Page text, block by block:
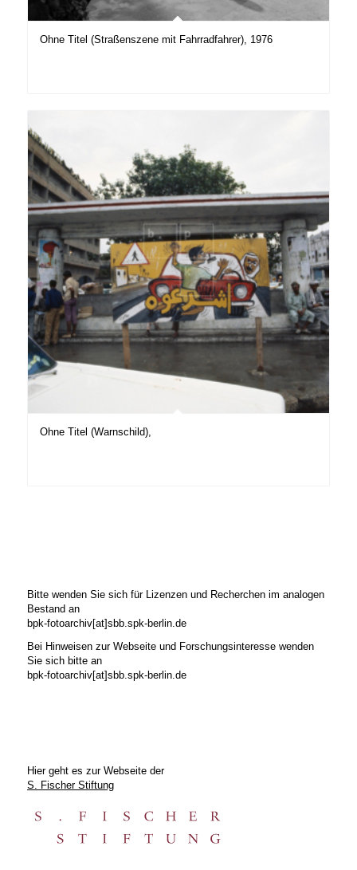
Ohne Titel (Straßenszene mit Fahrradfahrer), 1976
Ohne Titel (Warnschild),
Bitte wenden Sie sich für Lizenzen und Recherchen im analogen
Bestand an
bpk-fotoarchiv[at]sbb.spk-berlin.de
Bei Hinweisen zur Webseite und Forschungsinteresse wenden
Sie sich bitte an
bpk-fotoarchiv[at]sbb.spk-berlin.de
Hier geht es zur Webseite der
S. Fischer Stiftung